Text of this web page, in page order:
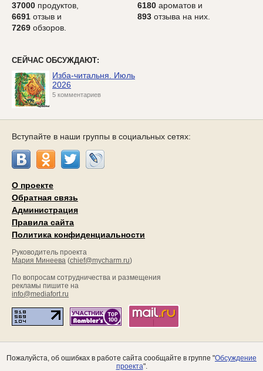
37000 продуктов,
6691 отзыв и
7269 обзоров.
6180 ароматов и
893 отзыва на них.
СЕЙЧАС ОБСУЖДАЮТ:
Изба-читальня. Июль
2026
5 комментариев
Вступайте в наши группы в социальных сетях:
О проекте
Обратная связь
Администрация
Правила сайта
Политика конфиденциальности
Руководитель проекта
Мария Минеева (chief@mycharm.ru)
По вопросам сотрудничества и размещения
рекламы пишите на
info@mediafort.ru
Пожалуйста, об ошибках в работе сайта сообщайте в группе "Обсуждение
проекта".